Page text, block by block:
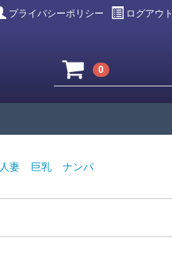
プライバシーポリシー ログアウト
0
人妻 巨乳 ナンパ